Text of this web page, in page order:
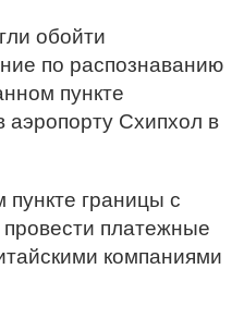
обойти
по распознаванию
пункте
аэропорту Схипхол в
пункте границы с
платежные
компаниями